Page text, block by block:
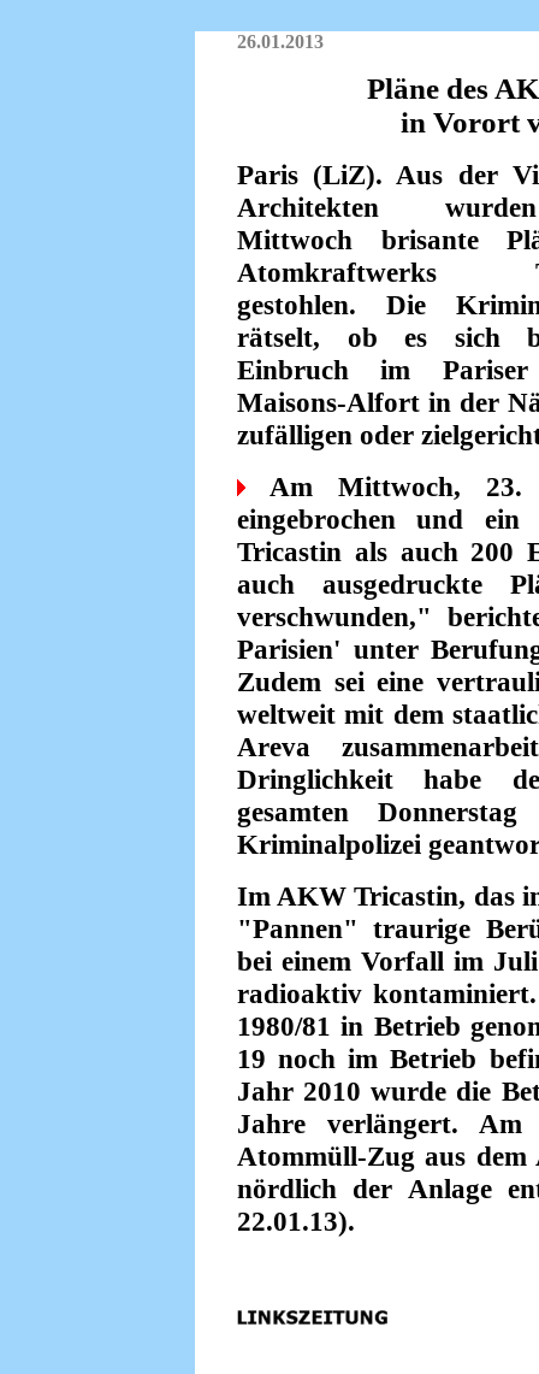
26.01.2013
Pläne des
in Vorort
Paris (LiZ). Aus der
Architekten
Mittwoch brisante
Atomkraft­werks
gestohlen. Die
rätselt, ob es sich
Einbruch im
Maisons-Alfort in der
zufälligen oder
Am Mittwoch, 23.
eingebrochen und
Tricastin als auch 200
auch ausgedruckte
verschwunden,"
Parisien' unter
Zudem sei eine
weltweit mit dem
Areva
Dringlichkeit habe
gesamten
Kriminalpolizei
Im AKW Tricastin, das
"Pannen" traurige
bei einem Vorfall im
radioaktiv
1980/81 in Betrieb
19 noch im Betrieb
Jahr 2010 wurde die
Jahre verlängert.
Atommüll-Zug aus
nördlich der Anlage
22.01.13).